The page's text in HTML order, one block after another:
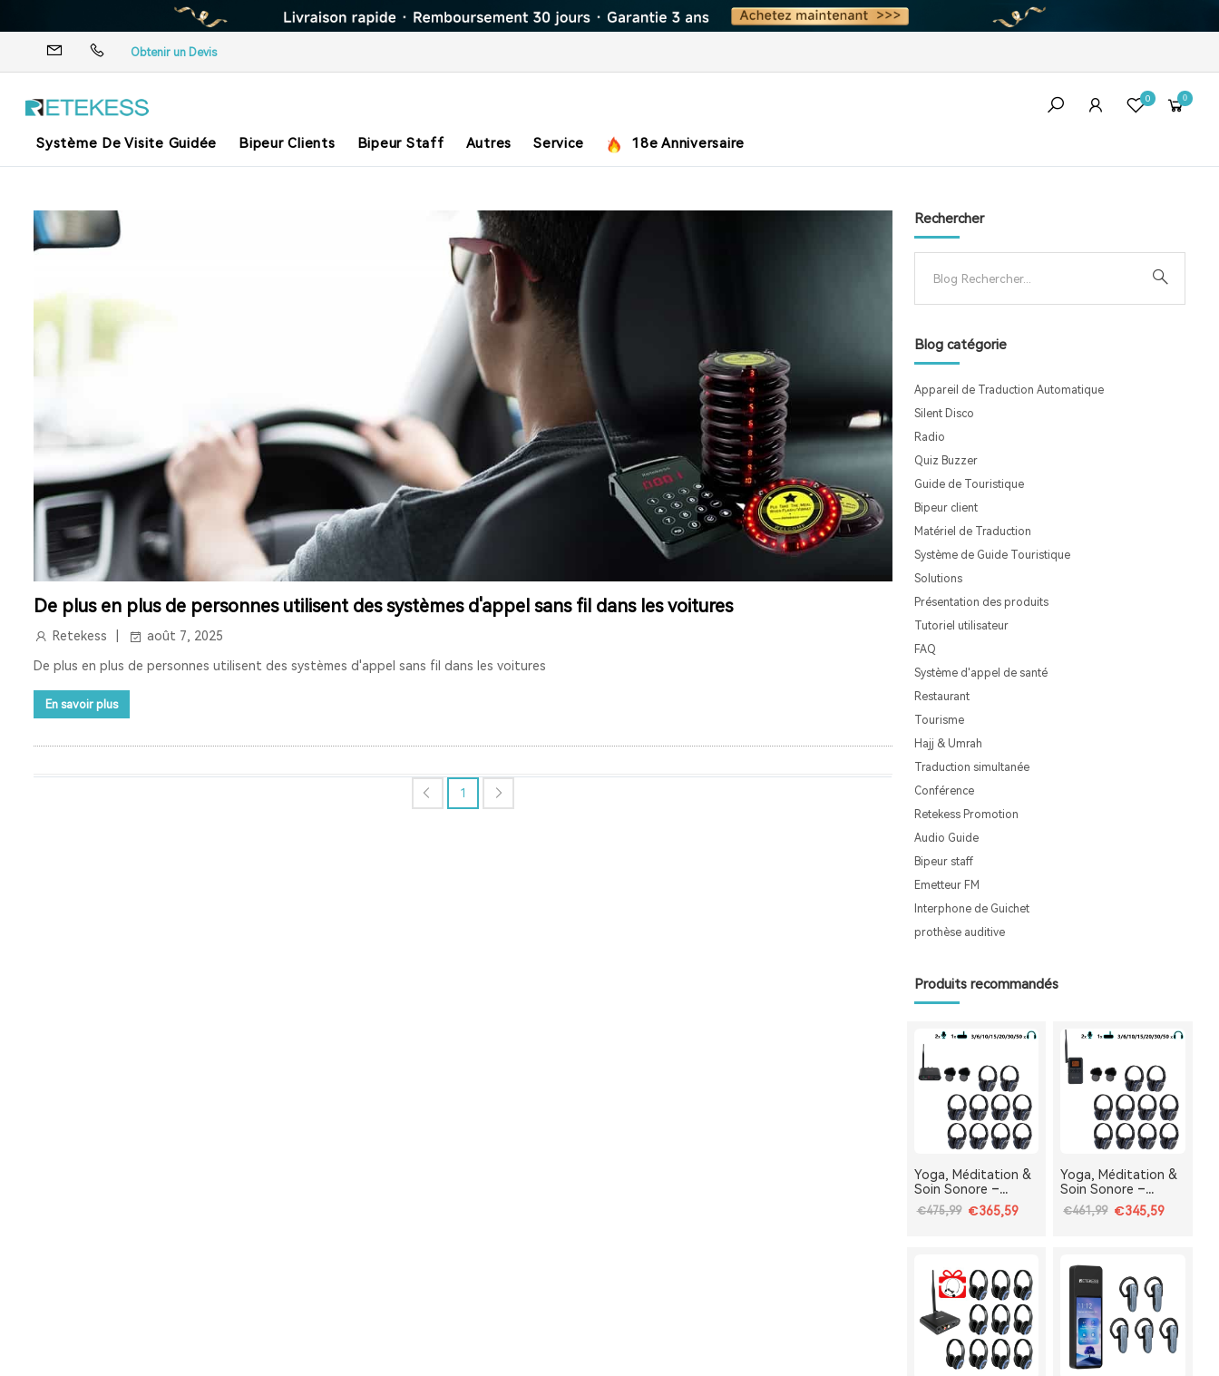
Obtenir un Devis
0 0
Système De Visite Guidée Bipeur Clients Bipeur Staff Autres Service 18e Anniversaire
De plus en plus de personnes utilisent des systèmes d'appel sans fil dans les voitures
Retekess août 7, 2025
De plus en plus de personnes utilisent des systèmes d'appel sans fil dans les voitures
En savoir plus
1
Rechercher
Blog catégorie
Appareil de Traduction Automatique
Silent Disco
Radio
Quiz Buzzer
Guide de Touristique
Bipeur client
Matériel de Traduction
Système de Guide Touristique
Solutions
Présentation des produits
Tutoriel utilisateur
FAQ
Système d'appel de santé
Restaurant
Tourisme
Hajj & Umrah
Traduction simultanée
Conférence
Retekess Promotion
Audio Guide
Bipeur staff
Emetteur FM
Interphone de Guichet
prothèse auditive
Produits recommandés
Yoga, Méditation &
Soin Sonore –
Système Audio
Silencieux de Bureau
Type-C, Bass Boost
€475,99 €365,59
Yoga, Méditation &
Soin Sonore –
Casque Silencieux
Portable TA003P
Portable, Batterie
Amovible,
Bluetooth, Bass
Boost
€461,99 €345,59